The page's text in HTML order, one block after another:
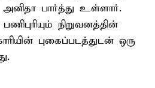
பார்த்து உள்ளார்.
நிறுவனத்தின்
புகைப்படத்துடன் ஒரு